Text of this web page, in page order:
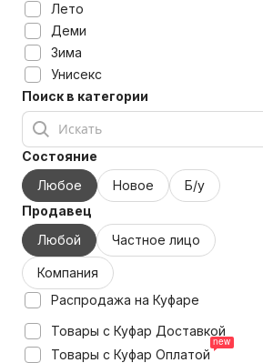
Лето
Деми
Зима
Унисекс
Поиск в категории
Состояние
Любое
Новое
Б/у
Продавец
Любой
Частное лицо
Компания
Распродажа на Куфаре
Товары с Куфар Доставкой
Товары с Куфар Оплатой